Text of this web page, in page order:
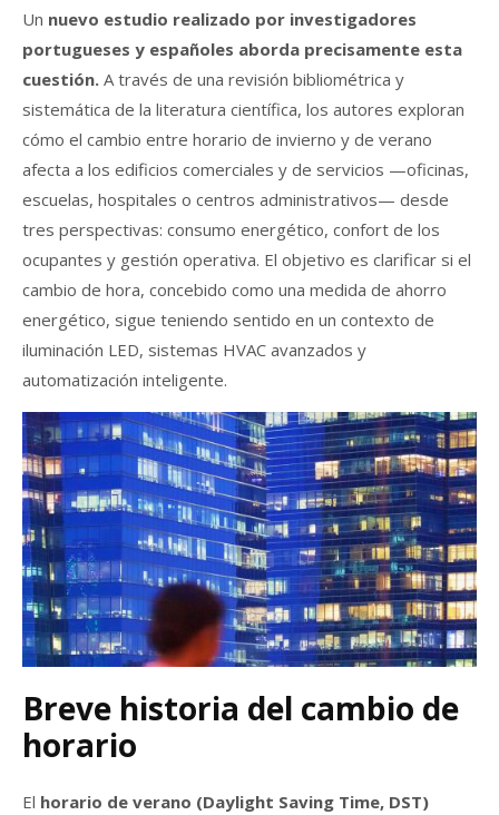
Un nuevo estudio realizado por investigadores
portugueses y españoles aborda precisamente esta
cuestión. A través de una revisión bibliométrica y
sistemática de la literatura científica, los autores exploran
cómo el cambio entre horario de invierno y de verano
afecta a los edificios comerciales y de servicios —oficinas,
escuelas, hospitales o centros administrativos— desde
tres perspectivas: consumo energético, confort de los
ocupantes y gestión operativa. El objetivo es clarificar si el
cambio de hora, concebido como una medida de ahorro
energético, sigue teniendo sentido en un contexto de
iluminación LED, sistemas HVAC avanzados y
automatización inteligente.
Breve historia del cambio de
horario
El horario de verano (Daylight Saving Time, DST)